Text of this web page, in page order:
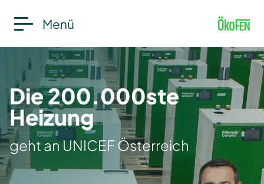
Menü
Die 200.000ste
Heizung
geht an UNICEF Österreich